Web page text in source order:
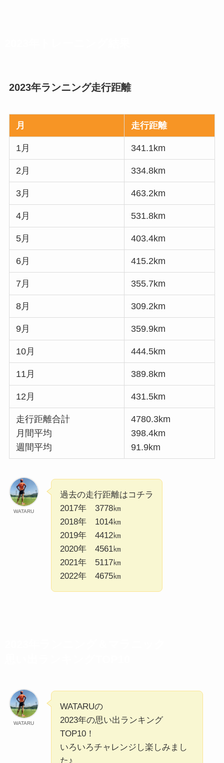
2023年ランニング走行距離
月 走行距離
1月 341.1km
2月 334.8km
3月 463.2km
4月 531.8km
5月 403.4km
6月 415.2km
7月 355.7km
8月 309.2km
9月 359.9km
10月 444.5km
11月 389.8km
12月 431.5km
走行距離合計
月間平均
週間平均
4780.3km
398.4km
91.9km
WATARU
過去の走行距離はコチラ
2017年 3778㎞
2018年 1014㎞
2019年 4412㎞
2020年 4561㎞
2021年 5117㎞
2022年 4675㎞
WATARU
WATARUの
2023年の思い出ランキング
TOP10！
いろいろチャレンジし楽しみまし
た♪